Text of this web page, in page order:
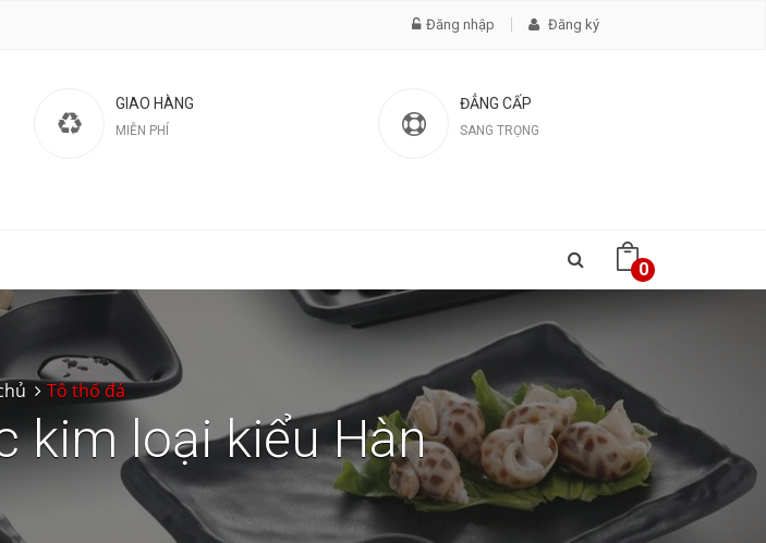
Đăng nhập Đăng ký
GIAO HÀNG
MIỄN PHÍ
ĐẲNG CẤP
SANG TRỌNG
0
Tô thố đá
kim loại kiểu Hàn